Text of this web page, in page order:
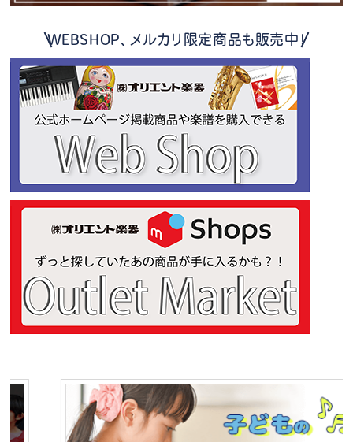
WEBSHOP、メルカリ限定商品も販売中！